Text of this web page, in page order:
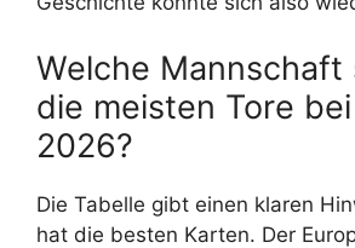
Welche Mannschaft
die meisten Tore
2026?
Die Tabelle gibt einen klaren
hat die besten Karten. Der